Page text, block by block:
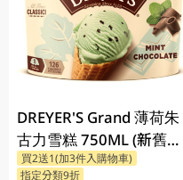
DREYER'S Grand 薄荷朱
古力雪糕 750ML (新舊包
裝隨機發貨)
買2送1(加3件入購物車)
指定分類9折